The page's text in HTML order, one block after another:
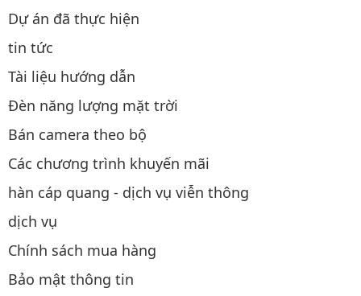
Dự án đã thực hiện
tin tức
Tài liệu hướng dẫn
Đèn năng lượng mặt trời
Bán camera theo bộ
Các chương trình khuyến mãi
hàn cáp quang - dịch vụ viễn thông
dịch vụ
Chính sách mua hàng
Bảo mật thông tin